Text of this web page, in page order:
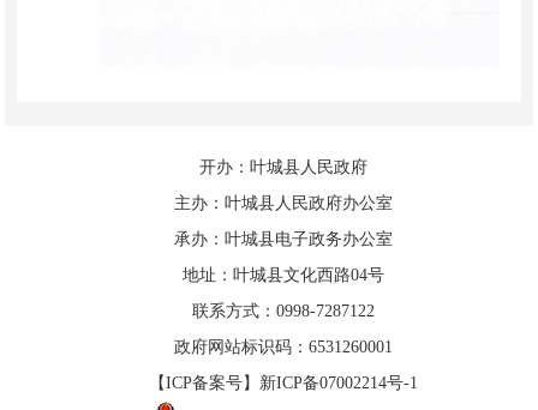
开办：叶城县人民政府
主办：叶城县人民政府办公室
承办：叶城县电子政务办公室
地址：叶城县文化西路04号
联系方式：0998-7287122
政府网站标识码：6531260001
【ICP备案号】新ICP备07002214号-1